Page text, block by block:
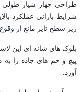
طراحی چهار شیار طولی
شرایط بارانی عملکرد
زیر سطح تایر مانع از
بلوک های شانه ای این
پیچ و خم های جاده را به
آورد.